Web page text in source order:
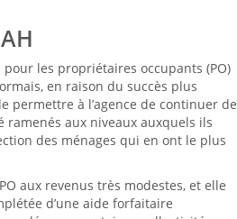
les propriétaires occupants (PO)
en raison du succès plus
permettre à l’agence de continuer de
ramenés aux niveaux auxquels ils
des ménages qui en ont le plus
aux revenus très modestes, et elle
d’une aide forfaitaire